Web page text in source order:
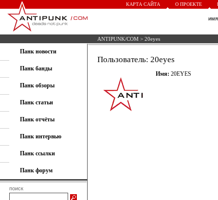
КАРТА САЙТА О ПРОЕКТЕ
ANTIPUNK/COM > 20eyes
Панк новости
Панк банды
Панк обзоры
Панк статьи
Панк отчёты
Панк интервью
Панк ссылки
Панк форум
поиск
Пользователь: 20eyes
Имя: 20EYES